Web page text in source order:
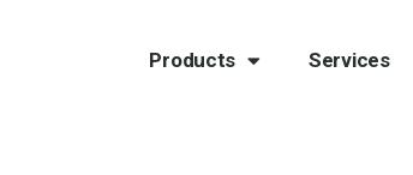
Products Services